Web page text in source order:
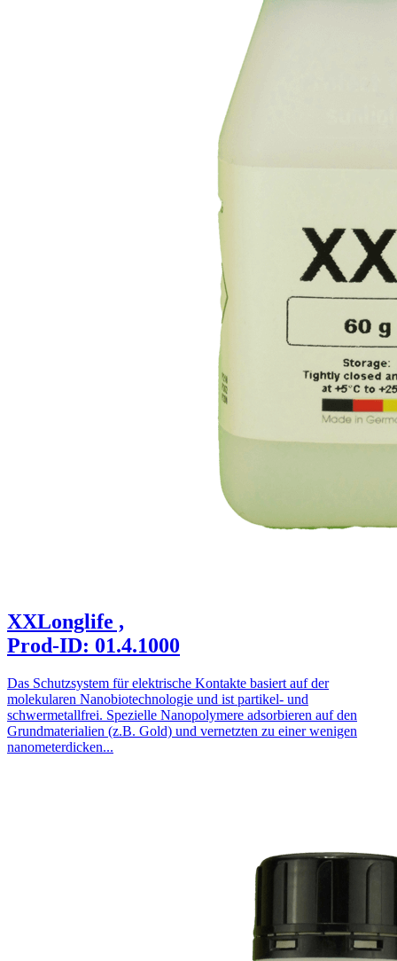
XXLonglife ,
Prod-ID: 01.4.1000
Das Schutzsystem für elektrische Kontakte basiert auf der
molekularen Nanobiotechnologie und ist partikel- und
schwermetallfrei. Spezielle Nanopolymere adsorbieren auf den
Grundmaterialien (z.B. Gold) und vernetzten zu einer wenigen
nanometerdicken...